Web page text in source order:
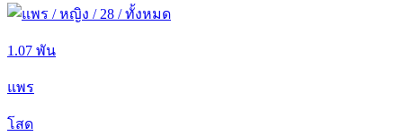
1.07 พัน
แพร
โสด